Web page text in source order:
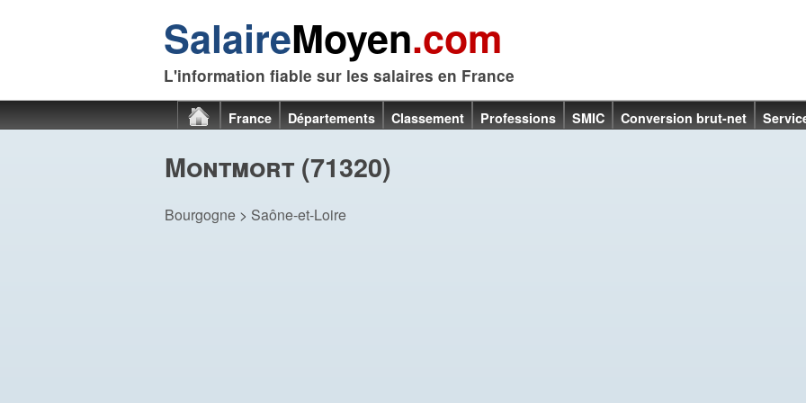
SalaireMoyen.com
L'information fiable sur les salaires en France
France Départements Classement Professions SMIC Conversion brut-net
Montmort (71320)
Bourgogne > Saône-et-Loire